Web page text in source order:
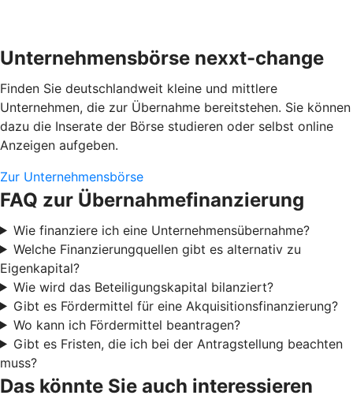
Unternehmensbörse nexxt-change
Finden Sie deutschlandweit kleine und mittlere
Unternehmen, die zur Übernahme bereitstehen. Sie können
dazu die Inserate der Börse studieren oder selbst online
Anzeigen aufgeben.
Zur Unternehmensbörse
FAQ zur Übernahmefinanzierung
Wie finanziere ich eine Unternehmensübernahme?
Welche Finanzierungquellen gibt es alternativ zu
Eigenkapital?
Wie wird das Beteiligungskapital bilanziert?
Gibt es Fördermittel für eine Akquisitionsfinanzierung?
Wo kann ich Fördermittel beantragen?
Gibt es Fristen, die ich bei der Antragstellung beachten
muss?
Das könnte Sie auch interessieren